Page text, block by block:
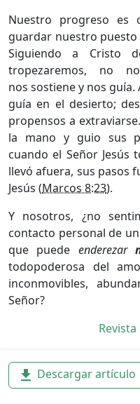
Nuestro progreso es
guardar nues­tro
Siguiendo a Cristo
tropezaremos, no
nos sostiene y nos guía.
guía en el desierto;
propensos a
la mano y guio sus
cuando el Señor
llevó afuera, sus pasos
Jesús (Marcos 8:23).
Y nosotros, ¿no
contacto personal de
que puede enderezar
todopoderosa del
inconmovibles,
Señor?
Revista
file_download Descargar artículo